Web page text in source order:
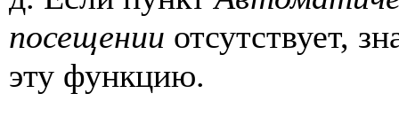
посещении отсутствует,
эту функцию.